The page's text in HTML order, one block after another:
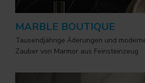
MARBLE BOUTIQUE
Tausendjährige Äderungen und
Zauber von Marmor aus Feinsteinzeug